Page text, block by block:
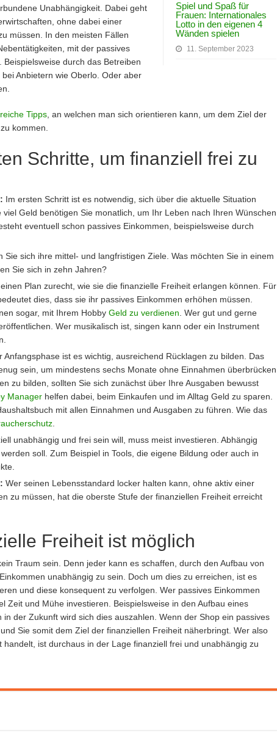
Spiel und Spaß für
Frauen: Internationales
Lotto in den eigenen 4
Wänden spielen
11. September 2023
Unabhängigkeit. Dabei geht
ohne dabei einer
müssen. In den meisten Fällen
mit der passives
durch das Betreiben
Anbietern wie Oberlo. Oder aber
Tipps, an welchen man sich orientieren kann, um dem Ziel der
kommen.
Schritte, um finanziell frei zu
Im ersten Schritt ist es notwendig, sich über die aktuelle Situation
viel Geld benötigen Sie monatlich, um Ihr Leben nach Ihren Wünschen
eventuell schon passives Einkommen, beispielsweise durch
Sie sich ihre mittel- und langfristigen Ziele. Was möchten Sie in einem
Sie sich in zehn Jahren?
Plan zurecht, wie sie die finanzielle Freiheit erlangen können. Für
dies, dass sie ihr passives Einkommen erhöhen müssen.
sogar, mit Ihrem Hobby Geld zu verdienen . Wer gut und gerne
Wer musikalisch ist, singen kann oder ein Instrument
Anfangsphase ist es wichtig, ausreichend Rücklagen zu bilden. Das
sein, um mindestens sechs Monate ohne Einnahmen überbrücken
zu bilden, sollten Sie sich zunächst über Ihre Ausgaben bewusst
Managerhelfen dabei, beim Einkaufen und im Alltag Geld zu sparen.
mit allen Einnahmen und Ausgaben zu führen. Wie das
.
unabhängig und frei sein will, muss meist investieren. Abhängig
soll. Zum Beispiel in Tools, die eigene Bildung oder auch in
Wer seinen Lebensstandard locker halten kann, ohne aktiv einer
zu müssen, hat die oberste Stufe der finanziellen Freiheit erreicht
Freiheit ist möglich
Traum sein. Denn jeder kann es schaffen, durch den Aufbau von
unabhängig zu sein. Doch um dies zu erreichen, ist es
und diese konsequent zu verfolgen. Wer passives Einkommen
Zeit und Mühe investieren. Beispielsweise in den Aufbau eines
in der Zukunft wird sich dies auszahlen. Wenn der Shop ein passives
Sie somit dem Ziel der finanziellen Freiheit näherbringt. Wer also
handelt, ist durchaus in der Lage finanziell frei und unabhängig zu